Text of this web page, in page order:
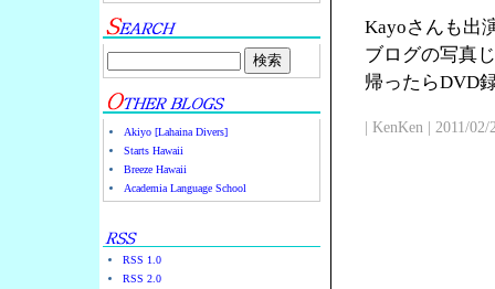
Akiyo [Lahaina Divers]
Starts Hawaii
Breeze Hawaii
Academia Language School
RSS 1.0
RSS 2.0
Kayoさんも出
ブログの写真
帰ったらDVD
| KenKen | 2011/